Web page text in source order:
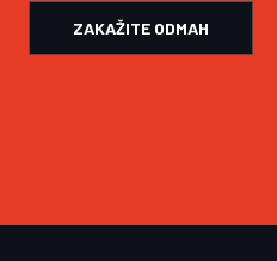
ZAKAŽITE ODMAH